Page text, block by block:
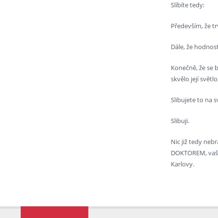
Slíbíte tedy:
Především, že
Dále, že
Konečně, že
skvělo její
Slibujete to na
Slibuji.
Nic již tedy
DOKTOREM,
Karlovy.